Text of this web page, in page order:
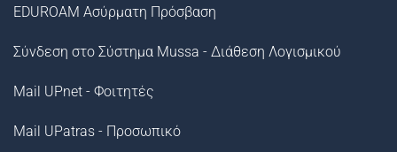
EDUROAM Ασύρματη Πρόσβαση
Σύνδεση στο Σύστημα Μussa - Διάθεση Λογισμικού
Mail UPnet - Φοιτητές
Mail UPatras - Προσωπικό